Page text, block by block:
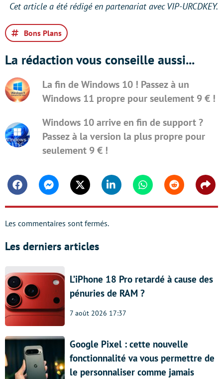
Cet article a été rédigé en partenariat avec VIP-URCDKEY.
Bons Plans
La rédaction vous conseille aussi...
La fin de Windows 10 ! Passez à un
Windows 11 propre pour seulement 9 € !
Windows 10 arrive en fin de support ?
Passez à la version la plus propre pour
seulement 9 € !
FacebookMessengerTwitter Linkedin WhatsappReddit
Les commentaires sont fermés.
Les derniers articles
L’iPhone 18 Pro retardé à cause des
pénuries de RAM ?
7 août 2026 17:37
Google Pixel : cette nouvelle
fonctionnalité va vous permettre de
le personnaliser comme jamais